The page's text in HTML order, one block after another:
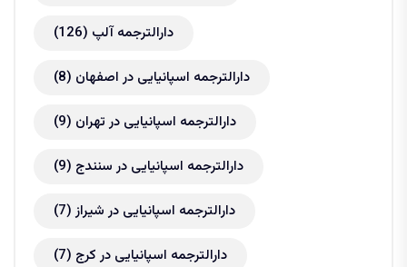
دارالترجمه آلپ (126)
دارالترجمه اسپانیایی در اصفهان (8)
دارالترجمه اسپانیایی در تهران (9)
دارالترجمه اسپانیایی در سنندج (9)
دارالترجمه اسپانیایی در شیراز (7)
دارالترجمه اسپانیایی در کرج (7)